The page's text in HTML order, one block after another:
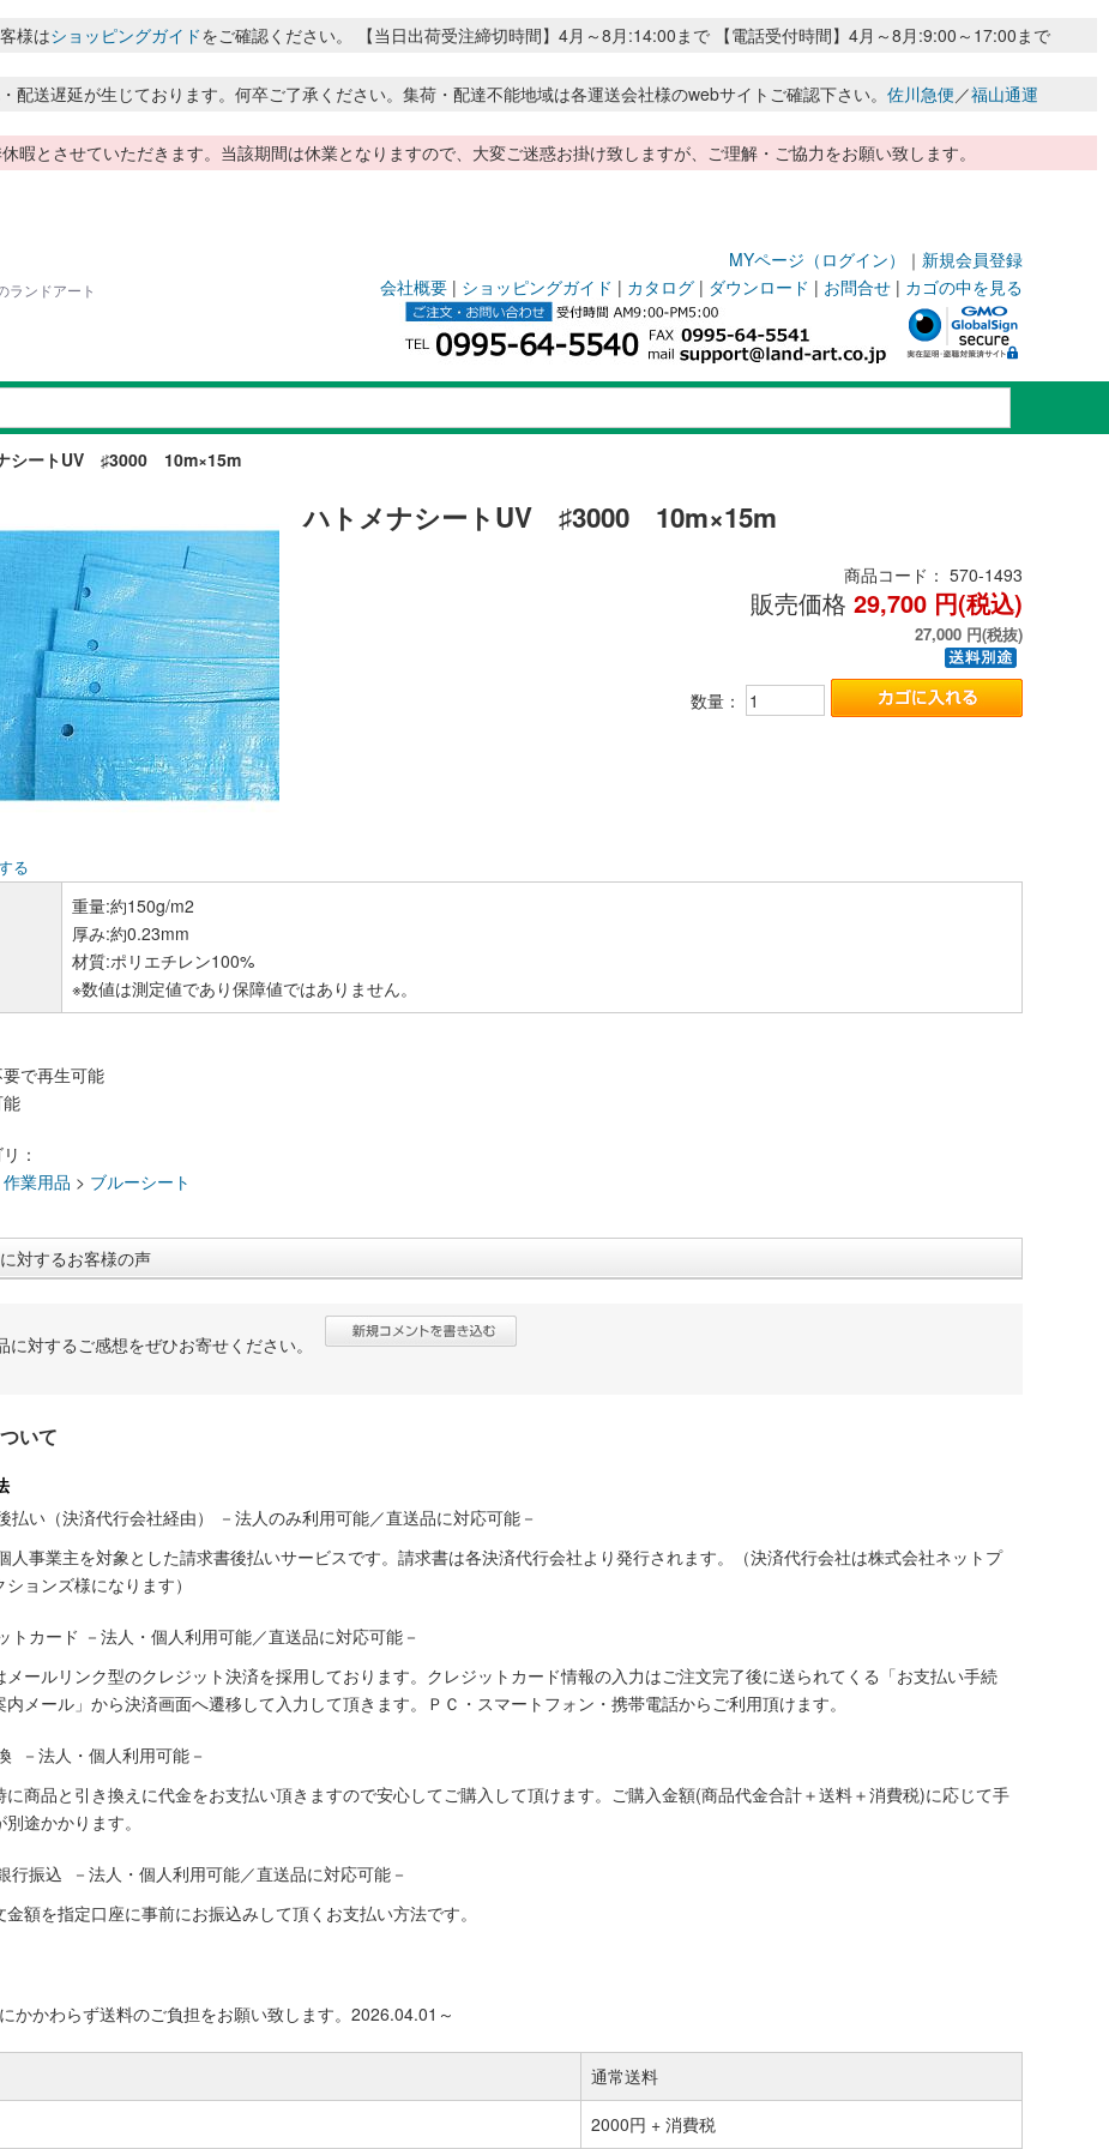
様はショッピングガイドをご確認ください。 【当日出荷受注締切時間】4月～8月:14:00まで 【電話受付時間】4月～8月:9:00～17:00まで
送遅延が生じております。何卒ご了承ください。集荷・配達不能地域は各運送会社様のwebサイトご確認下さい。 佐川急便／福山通運
暇とさせていただきます。当該期間は休業となりますので、大変ご迷惑お掛け致しますが、ご理解・ご協力をお願い致します。
MYページ（ログイン） ｜ 新規会員登録
ンドアート 会社概要 | ショッピングガイド | カタログ | ダウンロード | お問合せ | カゴの中を見る
シートUV ♯3000 10m×15m
る
ハトメナシートUV ♯3000 10m×15m
商品コード： 570-1493
販売価格 29,700 円(税込)
27,000 円(税抜)
数量：
重量:約150g/m2
厚み:約0.23mm
材質:ポリエチレン100%
※数値は測定値であり保障値ではありません。
で再生可能
：
業用品 > ブルーシート
対するお客様の声
に対するご感想をぜひお寄せください。
いて
払い（決済代行会社経由） －法人のみ利用可能／直送品に対応可能－
人事業主を対象とした請求書後払いサービスです。請求書は各決済代行会社より発行されます。（決済代行会社は株式会社ネットプ
ションズ様になります）
トカード －法人・個人利用可能／直送品に対応可能－
メールリンク型のクレジット決済を採用しております。クレジットカード情報の入力はご注文完了後に送られてくる「お支払い手続
内メール」から決済画面へ遷移して入力して頂きます。ＰＣ・スマートフォン・携帯電話からご利用頂けます。
－法人・個人利用可能－
に商品と引き換えに代金をお支払い頂きますので安心してご購入して頂けます。ご購入金額(商品代金合計＋送料＋消費税)に応じて手
途かかります。
行振込 －法人・個人利用可能／直送品に対応可能－
金額を指定口座に事前にお振込みして頂くお支払い方法です。
かかわらず送料のご負担をお願い致します。2026.04.01～
通常送料
2000円 + 消費税